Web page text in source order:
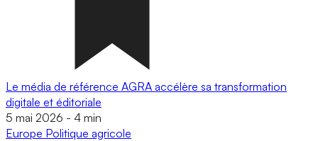
Le média de référence AGRA accélère sa transformation
digitale et éditoriale
5 mai 2026 - 4 min
Europe Politique agricole